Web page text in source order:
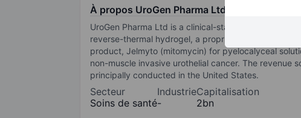
À propos UroGen Pharma Ltd
UroGen Pharma Ltd is a clinical-stage
reverse-thermal hydrogel, a proprietary technology
product, Jelmyto (mitomycin) for pyelocalyceal
non-muscle invasive urothelial cancer. The
principally conducted in the United States.
Secteur
Soins de santé
Industrie
-
Capitalisation
2bn